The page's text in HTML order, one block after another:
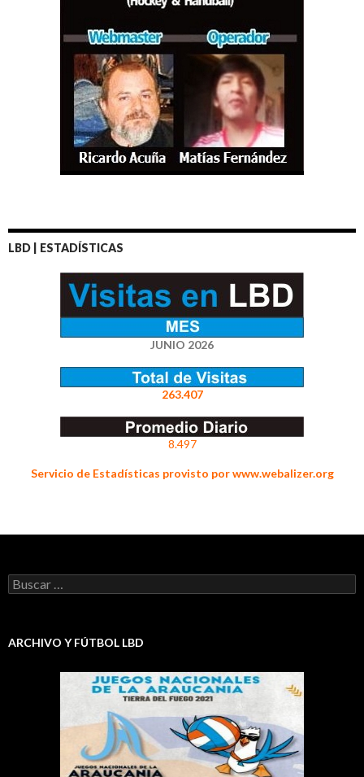
LBD | ESTADÍSTICAS
JUNIO 2026
263.407
8.497
Servicio de Estadísticas provisto por www.webalizer.org
Buscar:
ARCHIVO Y FÚTBOL LBD